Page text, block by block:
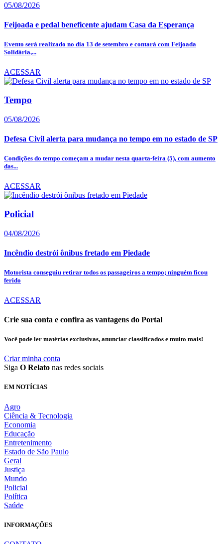
05/08/2026
Feijoada e pedal beneficente ajudam Casa da Esperança
Evento será realizado no dia 13 de setembro e contará com Feijoada
Solidária,...
ACESSAR
Tempo
05/08/2026
Defesa Civil alerta para mudança no tempo em no estado de SP
Condições do tempo começam a mudar nesta quarta-feira (5), com aumento
das...
ACESSAR
Policial
04/08/2026
Incêndio destrói ônibus fretado em Piedade
Motorista conseguiu retirar todos os passageiros a tempo; ninguém ficou
ferido
ACESSAR
Crie sua conta e confira as vantagens do Portal
Você pode ler matérias exclusivas, anunciar classificados e muito mais!
Criar minha conta
Siga O Relato nas redes sociais
EM NOTÍCIAS
Agro
Ciência & Tecnologia
Economia
Educação
Entretenimento
Estado de São Paulo
Geral
Justiça
Mundo
Policial
Política
Saúde
INFORMAÇÕES